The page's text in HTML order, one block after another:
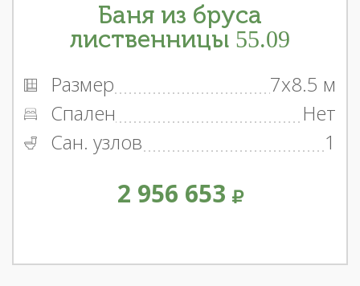
Баня из бруса
лиственницы 55.09
Размер
7x8.5 м
Спален
Нет
Сан. узлов
1
2 956 653